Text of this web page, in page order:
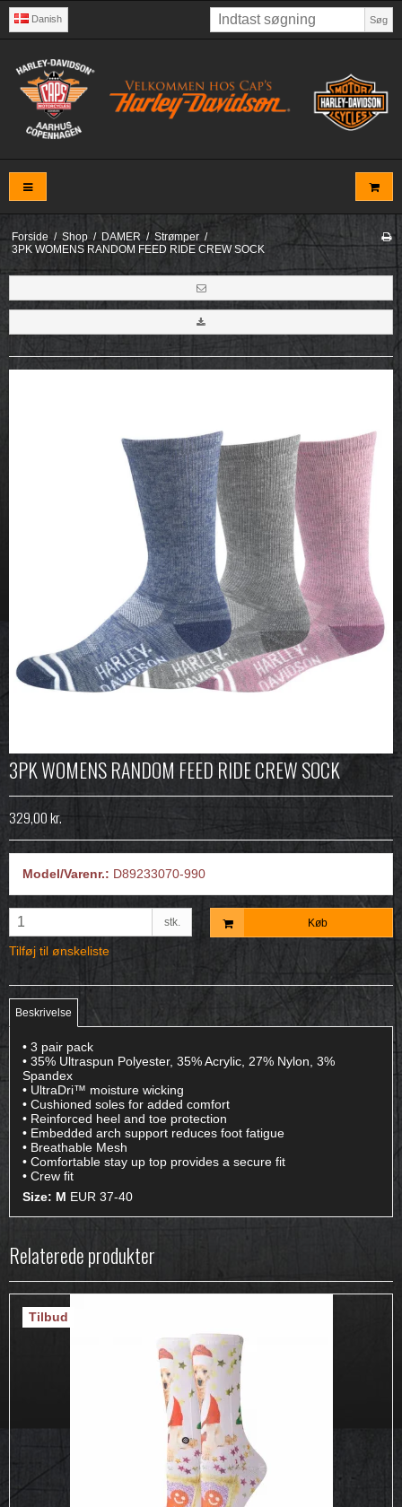
Danish Søg
Forside / Shop / DAMER / Strømper /
3PK WOMENS RANDOM FEED RIDE CREW SOCK
3PK WOMENS RANDOM FEED RIDE CREW SOCK
329,00 kr.
Model/Varenr.: D89233070-990
stk. Køb
Tilføj til ønskeliste
Beskrivelse
• 3 pair pack
• 35% Ultraspun Polyester, 35% Acrylic, 27% Nylon, 3%
Spandex
• UltraDri™ moisture wicking
• Cushioned soles for added comfort
• Reinforced heel and toe protection
• Embedded arch support reduces foot fatigue
• Breathable Mesh
• Comfortable stay up top provides a secure fit
• Crew fit
Size: M EUR 37-40
Relaterede produkter
Tilbud